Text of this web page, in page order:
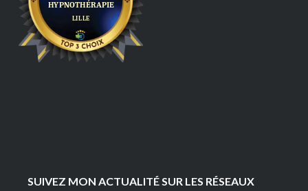
SUIVEZ MON ACTUALITÉ SUR LES RÉSEAUX